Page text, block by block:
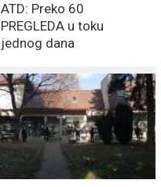
ATD: Preko 60
PREGLEDA u toku
jednog dana